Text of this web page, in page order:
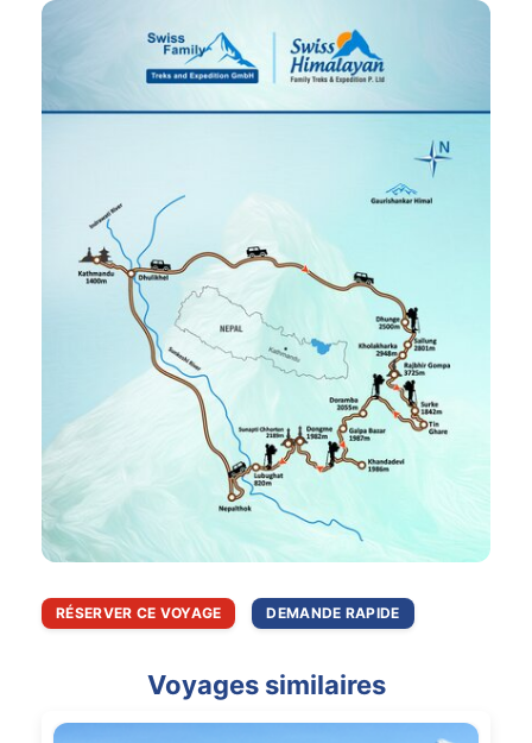
RÉSERVER CE VOYAGE DEMANDE RAPIDE
Voyages similaires